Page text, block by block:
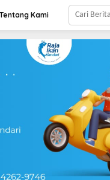
Tentang Kami